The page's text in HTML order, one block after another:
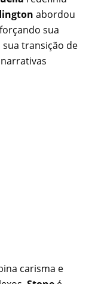
abordou
sua
transição de
carisma e